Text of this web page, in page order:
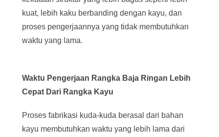
kuat, lebih kaku berbanding dengan kayu, dan
proses pengerjaannya yang tidak membutuhkan
waktu yang lama.
Waktu Pengerjaan Rangka Baja Ringan Lebih
Cepat Dari Rangka Kayu
Proses fabrikasi kuda-kuda berasal dari bahan
kayu membutuhkan waktu yang lebih lama dari